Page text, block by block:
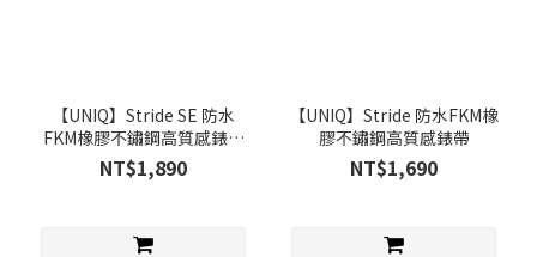
【UNIQ】Stride SE 防水
FKM橡膠不鏽鋼高質感錶帶
白色(夜光)
NT$1,890
【UNIQ】Stride 防水FKM橡
膠不鏽鋼高質感錶帶
NT$1,690